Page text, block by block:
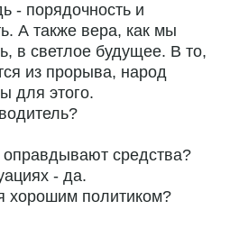
- порядочность и
А также вера, как мы
в светлое будущее. В то,
из прорыва, народ
для этого.
средства?
- да.
хорошим политиком?